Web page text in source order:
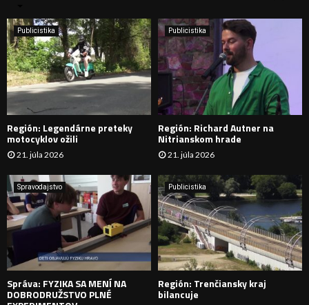
i
e
:
H
D
A
N
I
E
Publicistika
Región: Legendárne preteky
motocyklov ožili
21. júla 2026
Publicistika
Región: Richard Autner na
Nitrianskom hrade
21. júla 2026
Spravodajstvo
Správa: FYZIKA SA MENÍ NA
DOBRODRUŽSTVO PLNÉ
Publicistika
Región: Trenčiansky kraj
bilancuje